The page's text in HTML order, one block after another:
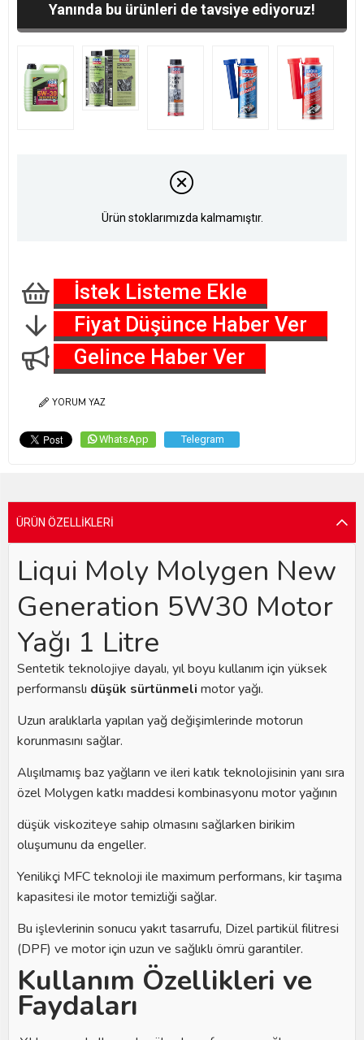
Yanında bu ürünleri de tavsiye ediyoruz!
Ürün stoklarımızda kalmamıştır.
İstek Listeme Ekle
Fiyat Düşünce Haber Ver
Gelince Haber Ver
YORUM YAZ
WhatsApp Telegram
ÜRÜN ÖZELLIKLERI
Liqui Moly Molygen New
Generation 5W30 Motor
Yağı 1 Litre
Sentetik teknolojiye dayalı, yıl boyu kullanım için yüksek
performanslı düşük sürtünmeli motor yağı.
Uzun aralıklarla yapılan yağ değişimlerinde motorun
korunmasını sağlar.
Alışılmamış baz yağların ve ileri katık teknolojisinin yanı sıra
özel Molygen katkı maddesi kombinasyonu motor yağının
düşük viskoziteye sahip olmasını sağlarken birikim
oluşumunu da engeller.
Yenilikçi MFC teknoloji ile maximum performans, kir taşıma
kapasitesi ile motor temizliği sağlar.
Bu işlevlerinin sonucu yakıt tasarrufu, Dizel partikül filitresi
(DPF) ve motor için uzun ve sağlıklı ömrü garantiler.
Kullanım Özellikleri ve
Faydaları